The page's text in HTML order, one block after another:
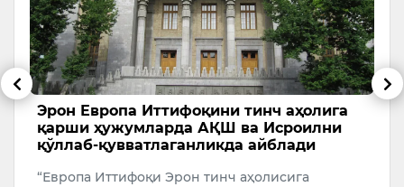
Эрон Европа Иттифоқини тинч аҳолига
қарши ҳужумларда АҚШ ва Исроилни
қўллаб-қувватлаганликда айблади
“Европа Иттифоқи Эрон тинч аҳолисига